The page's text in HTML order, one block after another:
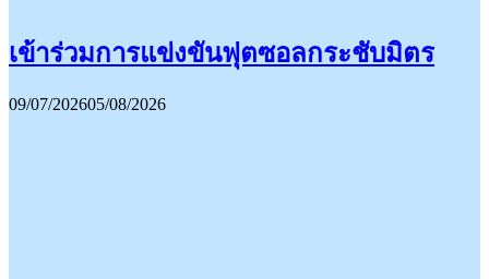
เข้าร่วมการแข่งขันฟุตซอลกระชับมิตร
09/07/202605/08/2026